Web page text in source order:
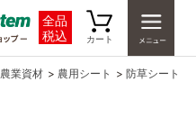
全品
税込
カート
農業資材 > 農用シート > 防草シート